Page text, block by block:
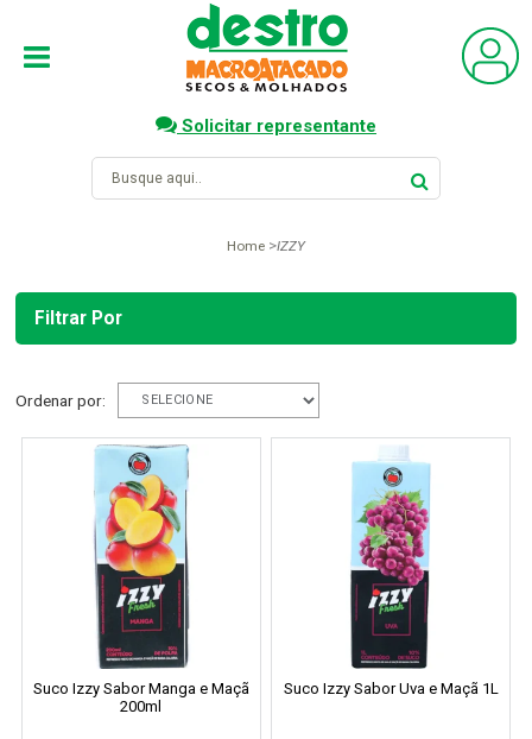
Solicitar representante
Home IZZY
Filtrar Por
Ordenar por:
Suco Izzy Sabor Manga e Maçã
200ml
Suco Izzy Sabor Uva e Maçã 1L